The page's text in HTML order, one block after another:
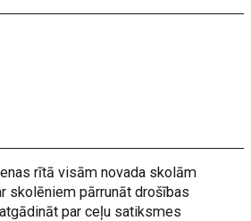
rītā visām novada skolām
skolēniem pārrunāt drošības
par ceļu satiksmes